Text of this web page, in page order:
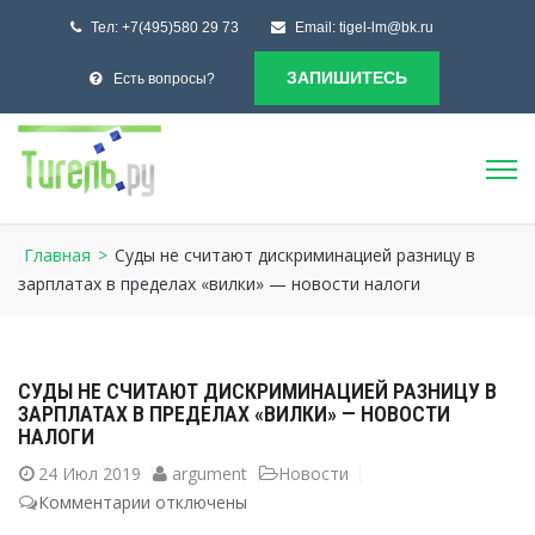
Тел: +7(495)580 29 73 Email: tigel-lm@bk.ru
Есть вопросы? ЗАПИШИТЕСЬ
Главная > Суды не считают дискриминацией разницу в
зарплатах в пределах «вилки» — новости налоги
СУДЫ НЕ СЧИТАЮТ ДИСКРИМИНАЦИЕЙ РАЗНИЦУ В
ЗАРПЛАТАХ В ПРЕДЕЛАХ «ВИЛКИ» — НОВОСТИ
НАЛОГИ
24 Июл 2019 argument
Новости
Комментарии котключены